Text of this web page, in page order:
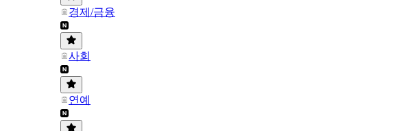
경제/금융
사회
연예